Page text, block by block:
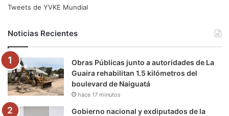
e
o
o
k
t
e
r
b
e
g
r
a
m
r
a
k
Tweets de YVKE Mundial
Noticias Recientes
Obras Públicas junto a autoridades de La
Guaira rehabilitan 1.5 kilómetros del
boulevard de Naiguatá
hace 17 minutos
Gobierno nacional y exdiputados de la